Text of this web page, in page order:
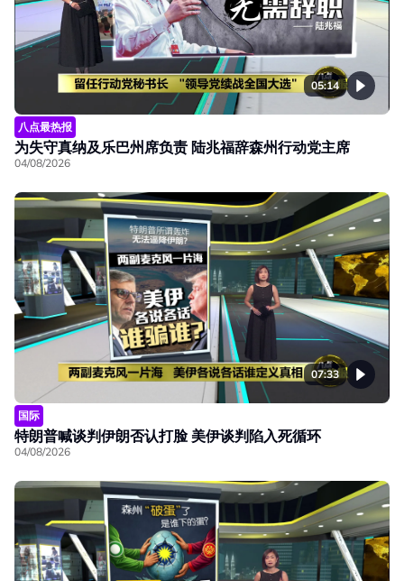
05:14
八点最热报
为失守真纳及乐巴州席负责 陆兆福辞森州行动党主席
04/08/2026
07:33
国际
特朗普喊谈判伊朗否认打脸 美伊谈判陷入死循环
04/08/2026